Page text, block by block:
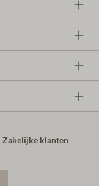
Zakelijke klanten